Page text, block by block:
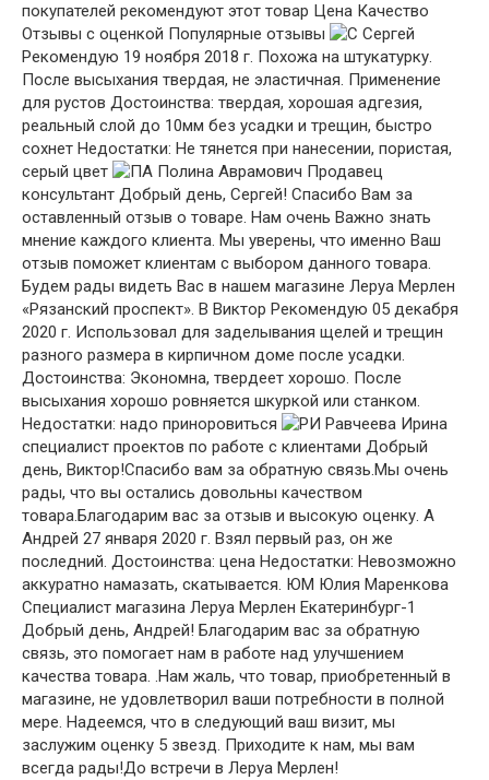
покупателей рекомендуют этот товар Цена Качество
Отзывы с оценкой Популярные отзывы
Сергей
Рекомендую 19 ноября 2018 г. Похожа на штукатурку.
После высыхания твердая, не эластичная. Применение
для рустов Достоинства: твердая, хорошая адгезия,
реальный слой до 10мм без усадки и трещин, быстро
сохнет Недостатки: Не тянется при нанесении, пористая,
серый цвет
Полина Аврамович Продавец
консультант Добрый день, Cергей! Спасибо Вам за
оставленный отзыв о товаре. Нам очень Важно знать
мнение каждого клиента. Мы уверены, что именно Ваш
отзыв поможет клиентам с выбором данного товара.
Будем рады видеть Вас в нашем магазине Леруа Мерлен
«Рязанский проспект». В Виктор Рекомендую 05 декабря
2020 г. Использовал для заделывания щелей и трещин
разного размера в кирпичном доме после усадки.
Достоинства: Экономна, твердеет хорошо. После
высыхания хорошо ровняется шкуркой или станком.
Недостатки: надо приноровиться
Равчеева Ирина
специалист проектов по работе с клиентами Добрый
день, Виктор!Спасибо вам за обратную связь.Мы очень
рады, что вы остались довольны качеством
товара.Благодарим вас за отзыв и высокую оценку. А
Андрей 27 января 2020 г. Взял первый раз, он же
последний. Достоинства: цена Недостатки: Невозможно
аккуратно намазать, скатывается. ЮМ Юлия Маренкова
Специалист магазина Леруа Мерлен Екатеринбург-1
Добрый день, Андрей! Благодарим вас за обратную
связь, это помогает нам в работе над улучшением
качества товара. .Нам жаль, что товар, приобретенный в
магазине, не удовлетворил ваши потребности в полной
мере. Надеемся, что в следующий ваш визит, мы
заслужим оценку 5 звезд. Приходите к нам, мы вам
всегда рады!До встречи в Леруа Мерлен!